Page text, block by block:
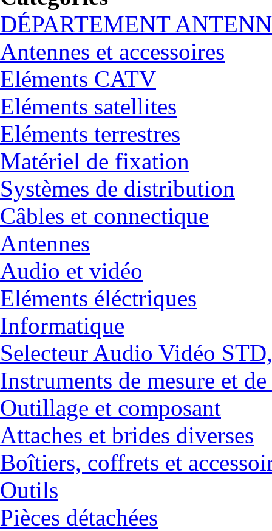
DÉPARTEMENT
Antennes et accessoires
Eléments CATV
Eléments satellites
Eléments terrestres
Matériel de fixation
Systèmes de distribution
Câbles et connectique
Antennes
Audio et vidéo
Eléments éléctriques
Informatique
Selecteur Audio Vidéo
Instruments de mesure et
Outillage et composant
Attaches et brides diverses
Boîtiers, coffrets et
Outils
Pièces détachées